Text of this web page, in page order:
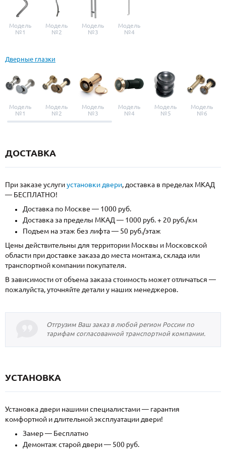
Модель
№1
Модель
№2
Модель
№3
Модель
№4
Дверные глазки
Модель
№1
Модель
№2
Модель
№3
Модель
№4
Модель
№5
Модель
№6
ДОСТАВКА
При заказе услугиустановки двери, доставка в пределах МКАД
— БЕСПЛАТНО!
Доставка по Москве — 1000 руб.
Доставка за пределы МКАД — 1000 руб. + 20 руб./км
Подъем на этаж без лифта — 50 руб./этаж
Цены действительны для территории Москвы и Московской
области при доставке заказа до места монтажа, склада или
транспортной компании покупателя.
В зависимости от объема заказа стоимость может отличаться —
пожалуйста, уточняйте детали у наших менеджеров.
Отгрузим Ваш заказ в любой регион России по
тарифам согласованной транспортной компании.
УСТАНОВКА
Установка двери нашими специалистами — гарантия
комфортной и длительной эксплуатации двери!
Замер — Бесплатно
Демонтаж старой двери — 500 руб.